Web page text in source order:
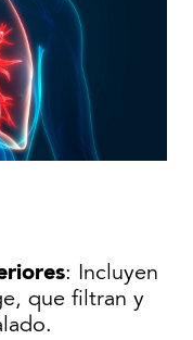
: Incluyen
que filtran y